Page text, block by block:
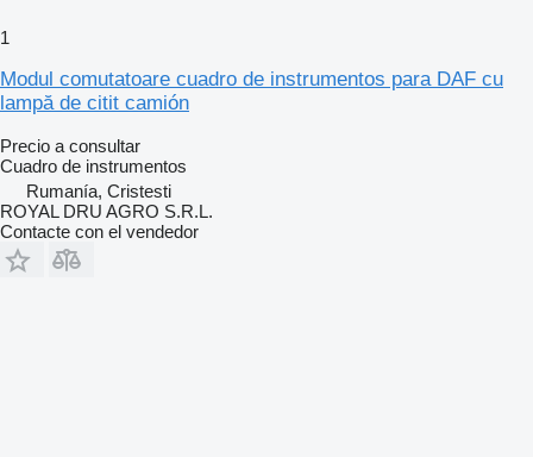
1
Modul comutatoare cuadro de instrumentos para DAF cu
lampă de citit camión
Precio a consultar
Cuadro de instrumentos
Rumanía, Cristesti
ROYAL DRU AGRO S.R.L.
Contacte con el vendedor